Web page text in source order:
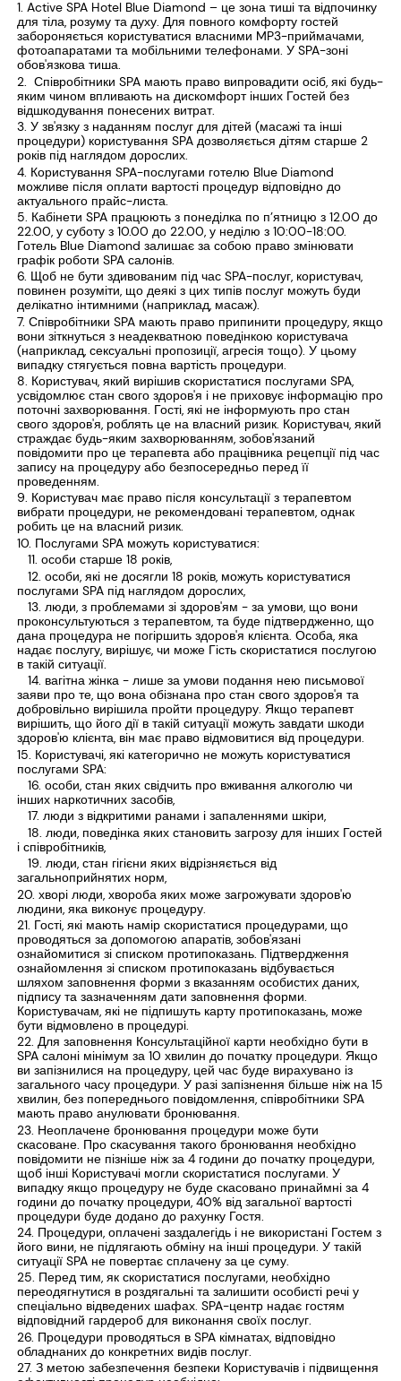
Active SPA Hotel Blue Diamond – це зона тиші та відпочинку
для тіла, розуму та духу. Для повного комфорту гостей
забороняється користуватися власними MP3-приймачами,
фотоапаратами та мобільними телефонами. У SPA-зоні
обов'язкова тиша.
Співробітники SPA мають право випровадити осіб, які будь-
яким чином впливають на дискомфорт інших Гостей без
відшкодування понесених витрат.
У зв'язку з наданням послуг для дітей (масажі та інші
процедури) користування SPA дозволяється дітям старше 2
років під наглядом дорослих.
Користування SPA-послугами готелю Blue Diamond
можливе після оплати вартості процедур відповідно до
актуального прайс-листа.
Кабінети SPA працюють з понеділка по п’ятницю з 12.00 до
22.00, у суботу з 10.00 до 22.00, у неділю з 10:00-18:00.
Готель Blue Diamond залишає за собою право змінювати
графік роботи SPA салонів.
Щоб не бути здивованим під час SPA-послуг, користувач,
повинен розуміти, що деякі з цих типів послуг можуть буди
делікатно інтимними (наприклад, масаж).
Співробітники SPA мають право припинити процедуру, якщо
вони зіткнуться з неадекватною поведінкою користувача
(наприклад, сексуальні пропозиції, агресія тощо). У цьому
випадку стягується повна вартість процедури.
Користувач, який вирішив скористатися послугами SPA,
усвідомлює стан свого здоров'я і не приховує інформацію про
поточні захворювання. Гості, які не інформують про стан
свого здоров'я, роблять це на власний ризик. Користувач, який
страждає будь-яким захворюванням, зобов'язаний
повідомити про це терапевта або працівника рецепції під час
запису на процедуру або безпосередньо перед її
проведенням.
Користувач має право після консультації з терапевтом
вибрати процедури, не рекомендовані терапевтом, однак
робить це на власний ризик.
Послугами SPA можуть користуватися:
особи старше 18 років,
особи, які не досягли 18 років, можуть користуватися
послугами SPA під наглядом дорослих,
люди, з проблемами зі здоров'ям - за умови, що вони
проконсультуються з терапевтом, та буде підтвердженно, що
дана процедура не погіршить здоров'я клієнта. Особа, яка
надає послугу, вирішує, чи може Гість скористатися послугою
в такій ситуації.
вагітна жінка - лише за умови подання нею письмової
заяви про те, що вона обізнана про стан свого здоров'я та
добровільно вирішила пройти процедуру. Якщо терапевт
вирішить, що його дії в такій ситуації можуть завдати шкоди
здоров'ю клієнта, він має право відмовитися від процедури.
Користувачі, які категорично не можуть користуватися
послугами SPA:
особи, стан яких свідчить про вживання алкоголю чи
інших наркотичних засобів,
люди з відкритими ранами і запаленнями шкіри,
люди, поведінка яких становить загрозу для інших Гостей
і співробітників,
люди, стан гігієни яких відрізняється від
загальноприйнятих норм,
хворі люди, хвороба яких може загрожувати здоров'ю
людини, яка виконує процедуру.
Гості, які мають намір скористатися процедурами, що
проводяться за допомогою апаратів, зобов'язані
ознайомитися зі списком протипоказань. Підтвердження
ознайомлення зі списком протипоказань відбувається
шляхом заповнення форми з вказанням особистих даних,
підпису та зазначенням дати заповнення форми.
Користувачам, які не підпишуть карту протипоказань, може
бути відмовлено в процедурі.
Для заповнення Консультаційної карти необхідно бути в
SPA салоні мінімум за 10 хвилин до початку процедури. Якщо
ви запізнилися на процедуру, цей час буде вирахувано із
загального часу процедури. У разі запізнення більше ніж на 15
хвилин, без попереднього повідомлення, співробітники SPA
мають право анулювати бронювання.
Неоплачене бронювання процедури може бути
скасоване. Про скасування такого бронювання необхідно
повідомити не пізніше ніж за 4 години до початку процедури,
щоб інші Користувачі могли скористатися послугами. У
випадку якщо процедуру не буде скасовано принаймні за 4
години до початку процедури, 40% від загальної вартості
процедури буде додано до рахунку Гостя.
Процедури, оплачені заздалегідь і не використані Гостем з
його вини, не підлягають обміну на інші процедури. У такій
ситуації SPA не повертає сплачену за це суму.
Перед тим, як скористатися послугами, необхідно
переодягнутися в роздягальні та залишити особисті речі у
спеціально відведених шафах. SPA-центр надає гостям
відповідний гардероб для виконання своїх послуг.
Процедури проводяться в SPA кімнатах, відповідно
обладнаних до конкретних видів послуг.
З метою забезпечення безпеки Користувачів і підвищення